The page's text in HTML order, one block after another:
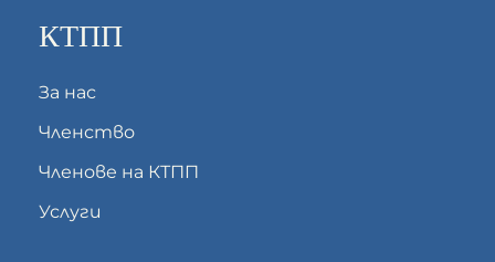
КТПП
За нас
Членство
Членове на КТПП
Услуги